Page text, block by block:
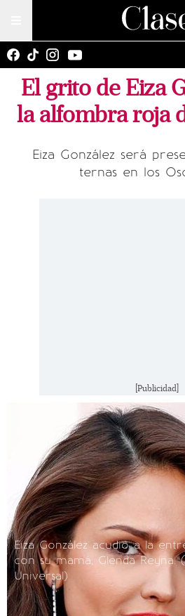
El grito de Eiza
la alfombra roja
Eiza González será
ternas en los
[Publicidad]
Eiza González acudió a la
con su mamá, Glenda Reyna.
Universal)